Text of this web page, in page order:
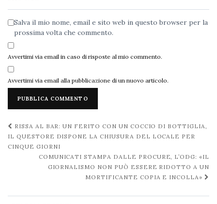
Salva il mio nome, email e sito web in questo browser per la
prossima volta che commento.
Avvertimi via email in caso di risposte al mio commento.
Avvertimi via email alla pubblicazione di un nuovo articolo.
Navigazione
post
RISSA AL BAR: UN FERITO CON UN COCCIO DI BOTTIGLIA,
IL QUESTORE DISPONE LA CHIUSURA DEL LOCALE PER
CINQUE GIORNI
COMUNICATI STAMPA DALLE PROCURE, L’ODG: «IL
GIORNALISMO NON PUÒ ESSERE RIDOTTO A UN
MORTIFICANTE COPIA E INCOLLA»